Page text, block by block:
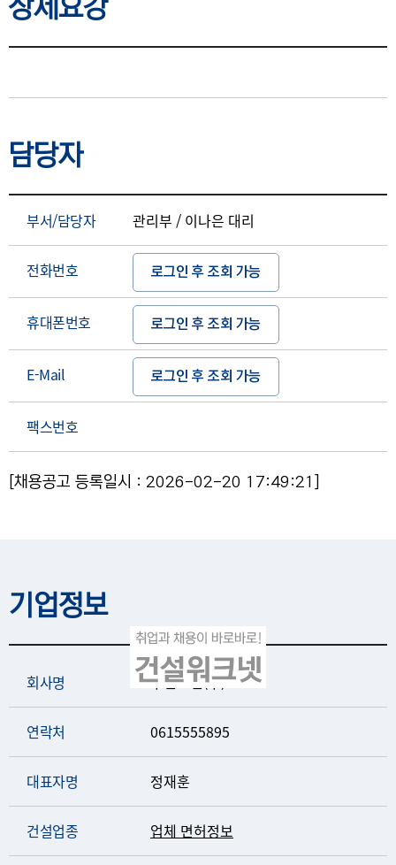
상세요강
담당자
부서/담당자 관리부 / 이나은 대리
전화번호 로그인 후 조회 가능
휴대폰번호 로그인 후 조회 가능
E-Mail 로그인 후 조회 가능
팩스번호
[채용공고 등록일시 : 2026-02-20 17:49:21]
기업정보
회사명 우신토건(주)
연락처 0615555895
대표자명 정재훈
건설업종 업체 면허정보